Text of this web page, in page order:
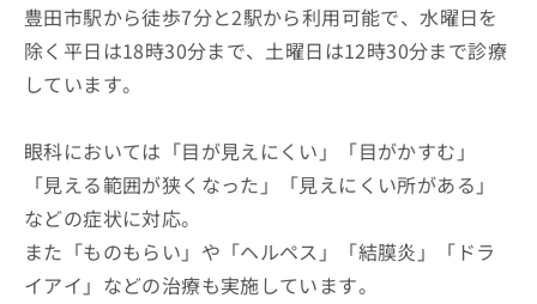
豊田市駅から徒歩7分と2駅から利用可能で、水曜日を
除く平日は18時30分まで、土曜日は12時30分まで診療
しています。
眼科においては「目が見えにくい」「目がかすむ」
「見える範囲が狭くなった」「見えにくい所がある」
などの症状に対応。
また「ものもらい」や「ヘルペス」「結膜炎」「ドラ
イアイ」などの治療も実施しています。